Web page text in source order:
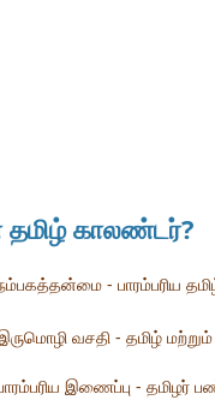
காலண்டர்?
- பாரம்பரிய
வசதி - தமிழ்
இணைப்பு -